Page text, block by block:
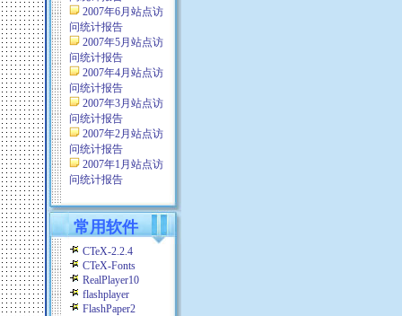
2007年6月站点访
问统计报告
2007年5月站点访
问统计报告
2007年4月站点访
问统计报告
2007年3月站点访
问统计报告
2007年2月站点访
问统计报告
2007年1月站点访
问统计报告
常用软件
CTeX-2.2.4
CTeX-Fonts
RealPlayer10
flashplayer
FlashPaper2